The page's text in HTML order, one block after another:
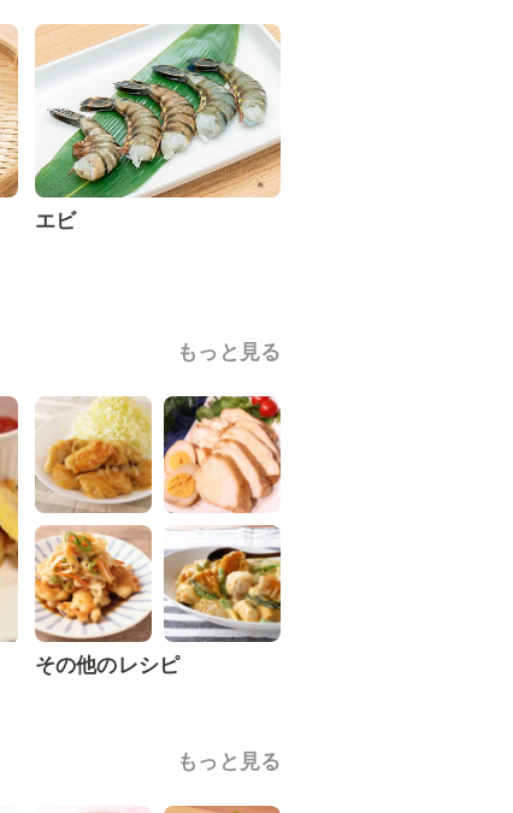
エビ
もっと見る
その他のレシピ
もっと見る